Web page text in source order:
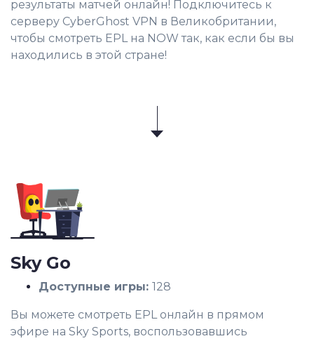
результаты матчей онлайн! Подключитесь к
серверу CyberGhost VPN в Великобритании,
чтобы смотреть EPL на NOW так, как если бы вы
находились в этой стране!
Sky Go
Доступные игры: 128
Вы можете смотреть EPL онлайн в прямом
эфире на Sky Sports, воспользовавшись